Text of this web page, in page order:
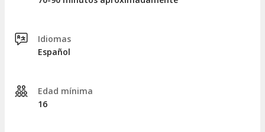
Idiomas
Español
Edad mínima
16